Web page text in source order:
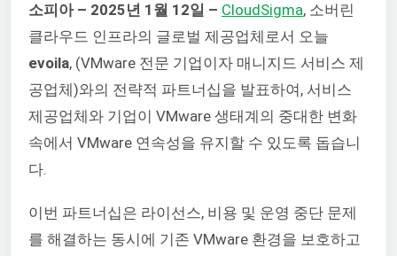
소피아 – 2025년 1월 12일 – CloudSigma, 소버린
클라우드 인프라의 글로벌 제공업체로서 오늘
evoila, (VMware 전문 기업이자 매니지드 서비스 제
공업체)와의 전략적 파트너십을 발표하여, 서비스
제공업체와 기업이 VMware 생태계의 중대한 변화
속에서 VMware 연속성을 유지할 수 있도록 돕습니
다.
이번 파트너십은 라이선스, 비용 및 운영 중단 문제
를 해결하는 동시에 기존 VMware 환경을 보호하고